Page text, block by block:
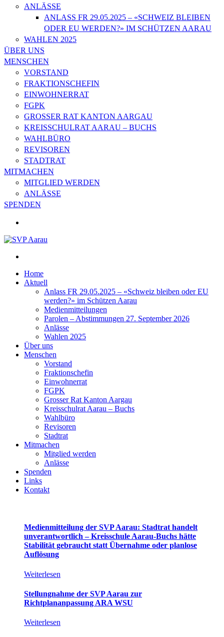
ANLÄSSE
ANLASS FR 29.05.2025 – «SCHWEIZ BLEIBEN
ODER EU WERDEN?» IM SCHÜTZEN AARAU
WAHLEN 2025
ÜBER UNS
MENSCHEN
VORSTAND
FRAKTIONSCHEFIN
EINWOHNERRAT
FGPK
GROSSER RAT KANTON AARGAU
KREISSCHULRAT AARAU – BUCHS
WAHLBÜRO
REVISOREN
STADTRAT
MITMACHEN
MITGLIED WERDEN
ANLÄSSE
SPENDEN
Home
Aktuell
Anlass FR 29.05.2025 – «Schweiz bleiben oder EU
werden?» im Schützen Aarau
Medienmitteilungen
Parolen – Abstimmungen 27. September 2026
Anlässe
Wahlen 2025
Über uns
Menschen
Vorstand
Fraktionschefin
Einwohnerrat
FGPK
Grosser Rat Kanton Aargau
Kreisschulrat Aarau – Buchs
Wahlbüro
Revisoren
Stadtrat
Mitmachen
Mitglied werden
Anlässe
Spenden
Links
Kontakt
Medienmitteilung der SVP Aarau: Stadtrat handelt
unverantwortlich – Kreisschule Aarau-Buchs hätte
Stabilität gebraucht statt Übernahme oder planlose
Auflösung
Weiterlesen
Stellungnahme der SVP Aarau zur
Richtplananpassung ARA WSU
Weiterlesen